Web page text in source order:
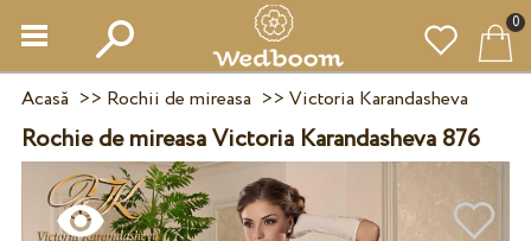
0
Acasă >> Rochii de mireasa >> Victoria Karandasheva
Rochie de mireasa Victoria Karandasheva 876